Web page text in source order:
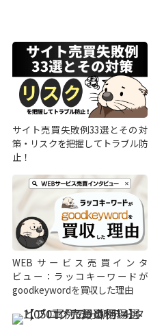
サイト売買失敗例33選とその対
策・リスクを把握してトラブル防
止！
WEBサービス売買インタ
ビュー：ラッコキーワードが
goodkeywordを買収した理由